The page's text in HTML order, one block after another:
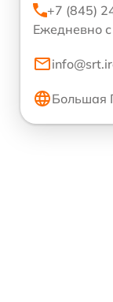
+7 (845)
Ежедневно
Большая